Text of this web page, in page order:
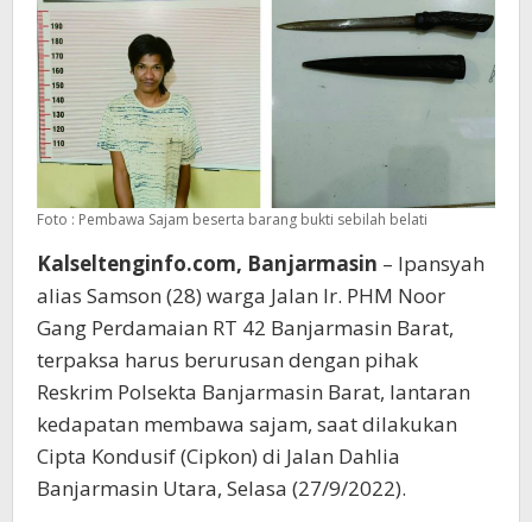
Foto : Pembawa Sajam beserta barang bukti sebilah belati
Kalseltenginfo.com, Banjarmasin – Ipansyah
alias Samson (28) warga Jalan Ir. PHM Noor
Gang Perdamaian RT 42 Banjarmasin Barat,
terpaksa harus berurusan dengan pihak
Reskrim Polsekta Banjarmasin Barat, lantaran
kedapatan membawa sajam, saat dilakukan
Cipta Kondusif (Cipkon) di Jalan Dahlia
Banjarmasin Utara, Selasa (27/9/2022).